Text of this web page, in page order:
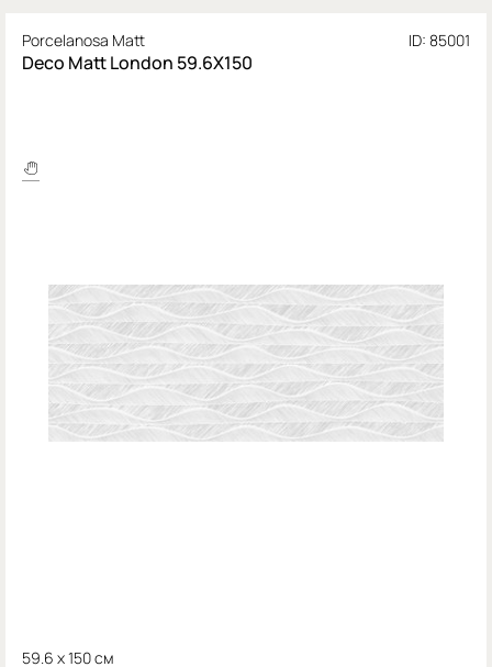
Porcelanosa Matt ID: 85001
Deco Matt London 59.6X150
59.6 x 150 см